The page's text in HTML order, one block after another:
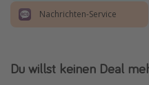
Nachrichten-Service
Du willst keinen Deal